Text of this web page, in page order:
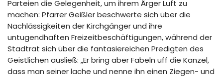
Parteien die Gelegenheit, um ihrem Ärger Luft zu
machen: Pfarrer Geißler beschwerte sich über die
Nachlässigkeiten der Kirchgänger und ihre
untugendhaften Freizeitbeschäftigungen, während der
Stadtrat sich über die fantasiereichen Predigten des
Geistlichen ausließ: „Er bring aber Fabeln uff die Kanzel,
dass man seiner lache und nenne ihn einen Ziegen- und